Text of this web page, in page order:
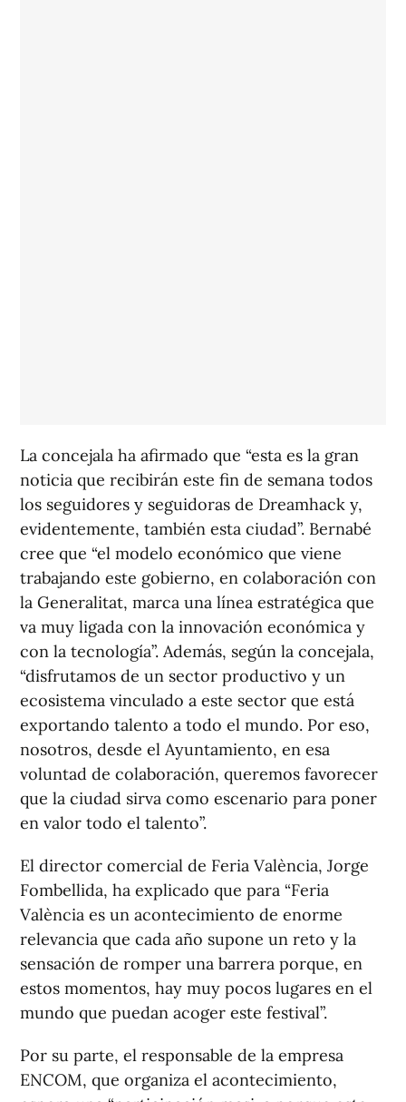
La concejala ha afirmado que “esta es la gran
noticia que recibirán este fin de semana todos
los seguidores y seguidoras de Dreamhack y,
evidentemente, también esta ciudad”. Bernabé
cree que “el modelo económico que viene
trabajando este gobierno, en colaboración con
la Generalitat, marca una línea estratégica que
va muy ligada con la innovación económica y
con la tecnología”. Además, según la concejala,
“disfrutamos de un sector productivo y un
ecosistema vinculado a este sector que está
exportando talento a todo el mundo. Por eso,
nosotros, desde el Ayuntamiento, en esa
voluntad de colaboración, queremos favorecer
que la ciudad sirva como escenario para poner
en valor todo el talento”.
El director comercial de Feria València, Jorge
Fombellida, ha explicado que para “Feria
València es un acontecimiento de enorme
relevancia que cada año supone un reto y la
sensación de romper una barrera porque, en
estos momentos, hay muy pocos lugares en el
mundo que puedan acoger este festival”.
Por su parte, el responsable de la empresa
ENCOM, que organiza el acontecimiento,